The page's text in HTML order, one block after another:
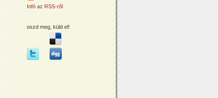
Infó az RSS-ről
oszd meg, küld el!